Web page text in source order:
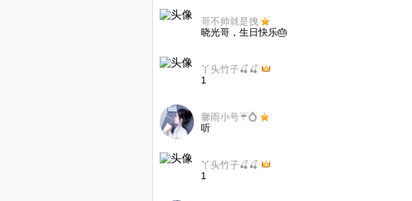
哥不帅就是拽
晓光哥，生日快乐🎂
丫头竹子🍒🍒
1
馨雨小号☔️💍️
听
丫头竹子🍒🍒
1